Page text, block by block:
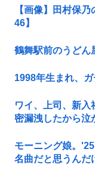
【画像】田村保
46】
鶴舞駅前のうどん
1998年生まれ、
ワイ、上司、新入
密漏洩したから泣
モーニング娘。
名曲だと思うんだ